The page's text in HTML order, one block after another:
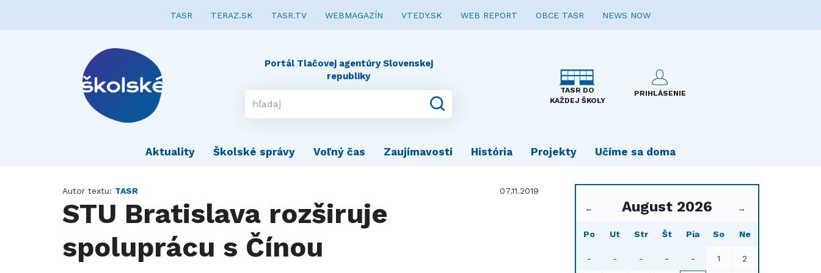
TASR TERAZ.SK TASR.TV WEBMAGAZÍN VTEDY.SK WEB REPORT OBCE TASR NEWS NOW
Portál Tlačovej agentúry Slovenskej
republiky
TASR DO
KAŽDEJ ŠKOLY
PRIHLÁSENIE
Aktuality Školské správy Voľný čas Zaujímavosti História Projekty Učíme sa doma
Autor textu: TASR 07.11.2019
STU Bratislava rozširuje
spoluprácu s Čínou
← August 2026 →
Po Ut Str Št Pia So Ne
- - - - - 1 2